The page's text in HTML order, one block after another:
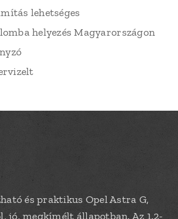
lehetséges
helyezés Magyarországon
és praktikus Opel Astra G,
jó, megkímélt állapotban. Az 1.2-